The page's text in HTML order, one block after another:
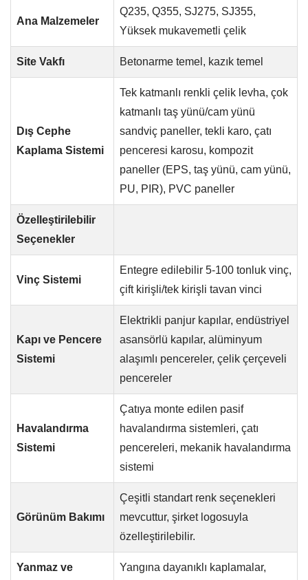
Ana Malzemeler
Q235, Q355, SJ275, SJ355,
Yüksek mukavemetli çelik
Site Vakfı Betonarme temel, kazık temel
Dış Cephe
Kaplama Sistemi
Tek katmanlı renkli çelik levha, çok
katmanlı taş yünü/cam yünü
sandviç paneller, tekli karo, çatı
penceresi karosu, kompozit
paneller (EPS, taş yünü, cam yünü,
PU, ​​PIR), PVC paneller
Özelleştirilebilir
Seçenekler
Vinç Sistemi
Entegre edilebilir 5-100 tonluk vinç,
çift kirişli/tek kirişli tavan vinci
Kapı ve Pencere
Sistemi
Elektrikli panjur kapılar, endüstriyel
asansörlü kapılar, alüminyum
alaşımlı pencereler, çelik çerçeveli
pencereler
Havalandırma
Sistemi
Çatıya monte edilen pasif
havalandırma sistemleri, çatı
pencereleri, mekanik havalandırma
sistemi
Görünüm Bakımı
Çeşitli standart renk seçenekleri
mevcuttur, şirket logosuyla
özelleştirilebilir.
Yanmaz ve
Yangına dayanıklı kaplamalar,